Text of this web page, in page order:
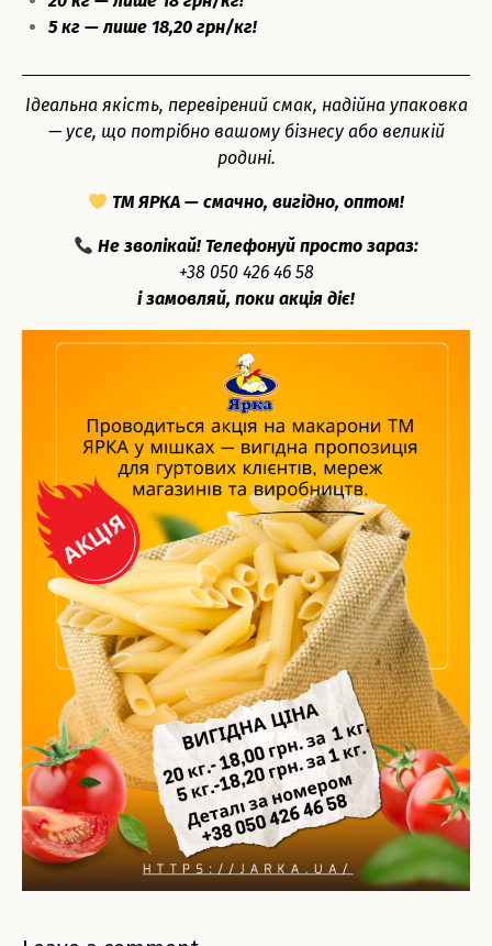
5 кг — лише 18,20 грн/кг!
Ідеальна якість, перевірений смак, надійна упаковка
— усе, що потрібно вашому бізнесу або великій
родині.
ТМ ЯРКА — смачно, вигідно, оптом!
Не зволікай! Телефонуй просто зараз:
+38 050 426 46 58
і замовляй, поки акція діє!